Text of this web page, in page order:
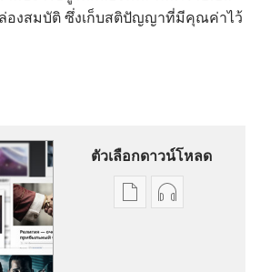
องสมบัติ ซึ่งเก็บสติปัญญาที่มีคุณค่าไว้
ตัวเลือกดาวน์โหลด
ตัว
ตัว